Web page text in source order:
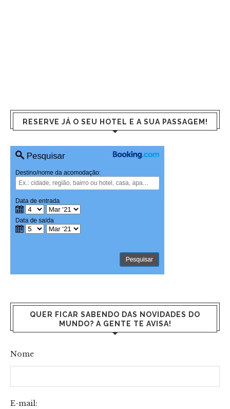
RESERVE JÁ O SEU HOTEL E A SUA PASSAGEM!
QUER FICAR SABENDO DAS NOVIDADES DO
MUNDO? A GENTE TE AVISA!
Nome
E-mail: